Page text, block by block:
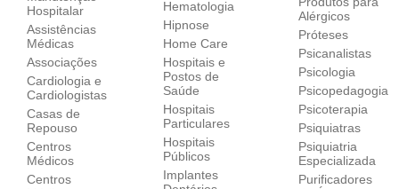
Hospitalar
Assistências
Médicas
Associações
Cardiologia e
Cardiologistas
Casas de
Repouso
Centros
Médicos
Centros
Hematologia
Hipnose
Home Care
Hospitais e
Postos de
Saúde
Hospitais
Particulares
Hospitais
Públicos
Implantes
Alérgicos
Próteses
Psicanalistas
Psicologia
Psicopedagogia
Psicoterapia
Psiquiatras
Psiquiatria
Especializada
Purificadores